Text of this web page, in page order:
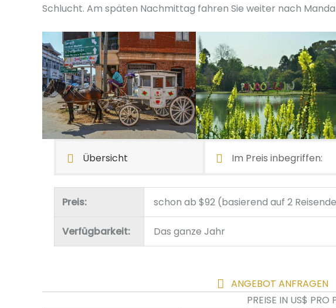
Schlucht. Am späten Nachmittag fahren Sie weiter nach
Übersicht Im Preis inbegriffen:
Preis: schon ab $92 (basierend auf 2
Verfügbarkeit: Das ganze Jahr
ANGEBOT ANFRAGEN
PREISE IN US$